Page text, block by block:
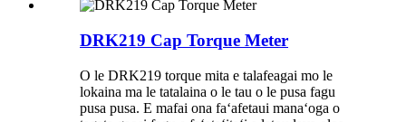
DRK219 Cap Torque Meter
O le DRK219 torque mita e talafeagai mo le
lokaina ma le tatalaina o le tau o le pusa fagu
pusa pusa. E mafai ona faʻafetaui manaʻoga o